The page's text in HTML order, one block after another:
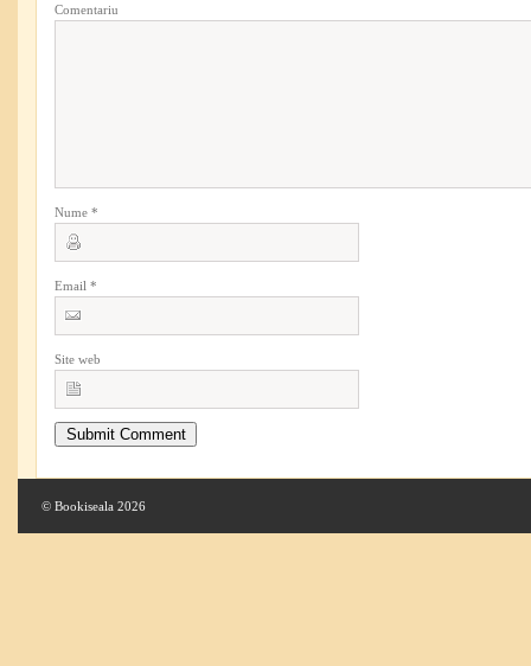
Comentariu
Nume *
Email *
Site web
© Bookiseala 2026